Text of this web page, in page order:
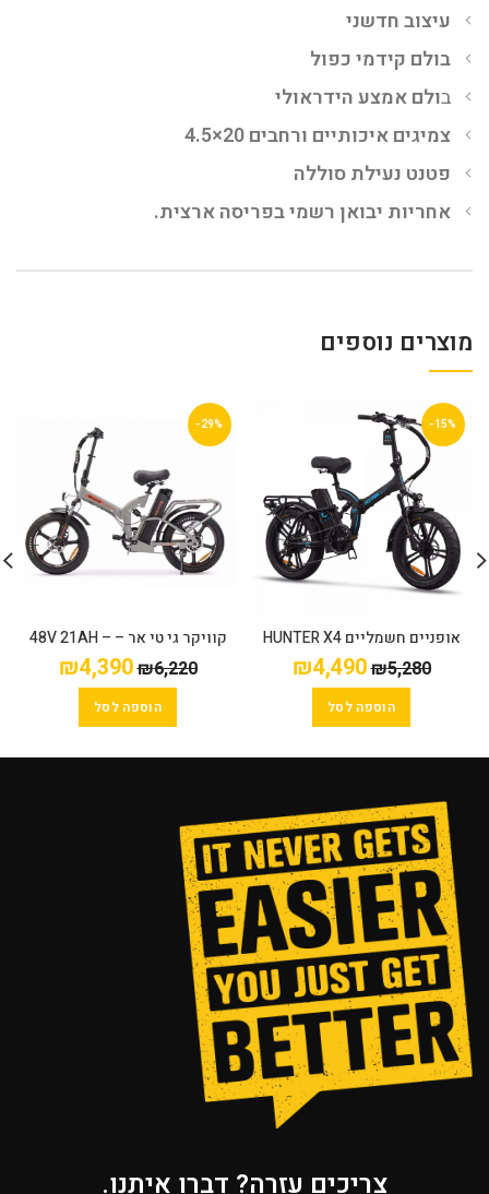
עיצוב חדשני
בולם קידמי כפול
בולם אמצע הידראולי
צמיגים איכותיים ורחבים 20×4.5
פטנט נעילת סוללה
אחריות יבואן רשמי בפריסה ארצית.
מוצרים נוספים
-15%
אופניים חשמליים HUNTER X4
Jager שיכוך מלא₪5,280
₪4,490
הוספה לסל
-29%
קוויקר גי טי אר – 48V 21AH –
QUICKER GTR
₪6,220
₪4,390
הוספה לסל
צריכים עזרה? דברו איתנו.